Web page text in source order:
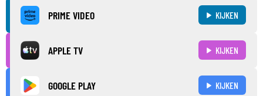
PRIME VIDEO KIJKEN
APPLE TV KIJKEN
GOOGLE PLAY KIJKEN